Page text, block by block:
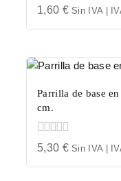
0
of
1,60 € Sin IVA |
Parrilla de base
cm.
0
of
5,30 € Sin IVA |